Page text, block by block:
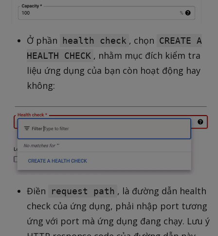
Ở phần health check , chọn CREATE A
HEALTH CHECK , nhằm mục đích kiểm tra
liệu ứng dụng của bạn còn hoạt động hay
không:
Điền request path , là đường dẫn health
check của ứng dụng, phải nhập port tương
ứng với port mà ứng dụng đang chạy. Lưu ý